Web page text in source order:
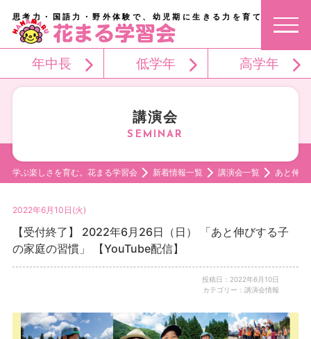
思考力・国語力・野外体験で、幼児期に生きる力を育てる。
年中長 低学年 高学年
講演会
学ぶ楽しさを育む。花まる学習会 新着情報一覧 講演会一覧 あと伸び
2022年6月10日(火)
【受付終了】 2022年6月26日（日） 「あと伸びする子
の家庭の習慣」 【YouTube配信】
投稿日：2022年6月10日
カテゴリー：講演会情報